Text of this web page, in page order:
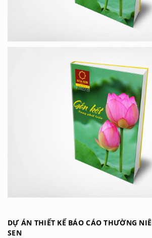
DỰ ÁN THIẾT KẾ BÁO CÁO THƯỜNG
SEN